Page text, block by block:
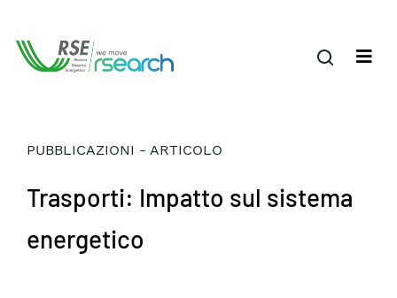
PUBBLICAZIONI - ARTICOLO
Trasporti: Impatto sul sistema
energetico